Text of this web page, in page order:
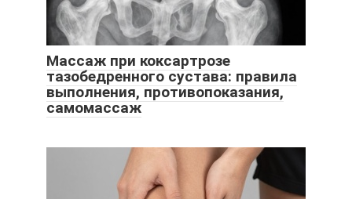
Массаж при коксартрозе
тазобедренного сустава: правила
выполнения, противопоказания,
самомассаж